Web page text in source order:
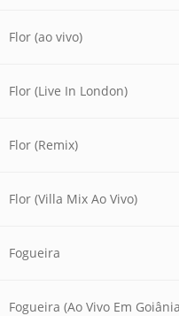
Flor (ao vivo)
Flor (Live In London)
Flor (Remix)
Flor (Villa Mix Ao Vivo)
Fogueira
Fogueira (Ao Vivo Em